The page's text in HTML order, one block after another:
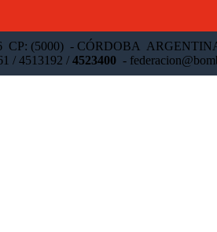
CP: (5000) - CÓRDOBA
/ 4513192 / 4523400-